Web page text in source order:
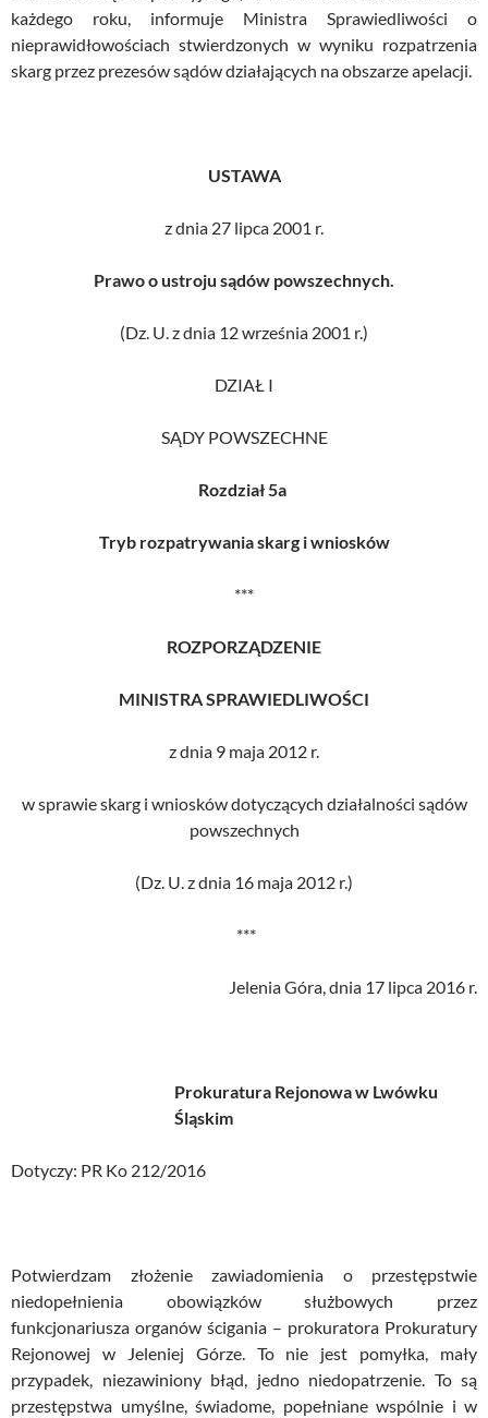
każdego roku, informuje Ministra Sprawiedliwości o
nieprawidłowościach stwierdzonych w wyniku rozpatrzenia
skarg przez prezesów sądów działających na obszarze apelacji.
USTAWA
z dnia 27 lipca 2001 r.
Prawo o ustroju sądów powszechnych.
(Dz. U. z dnia 12 września 2001 r.)
DZIAŁ I
SĄDY POWSZECHNE
Rozdział 5a
Tryb rozpatrywania skarg i wniosków
***
ROZPORZĄDZENIE
MINISTRA SPRAWIEDLIWOŚCI
z dnia 9 maja 2012 r.
w sprawie skarg i wniosków dotyczących działalności sądów
powszechnych
(Dz. U. z dnia 16 maja 2012 r.)
***
Jelenia Góra, dnia 17 lipca 2016 r.
Prokuratura Rejonowa w Lwówku
Śląskim
Dotyczy: PR Ko 212/2016
Potwierdzam złożenie zawiadomienia o przestępstwie
niedopełnienia obowiązków służbowych przez
funkcjonariusza organów ścigania – prokuratora Prokuratury
Rejonowej w Jeleniej Górze. To nie jest pomyłka, mały
przypadek, niezawiniony błąd, jedno niedopatrzenie. To są
przestępstwa umyślne, świadome, popełniane wspólnie i w